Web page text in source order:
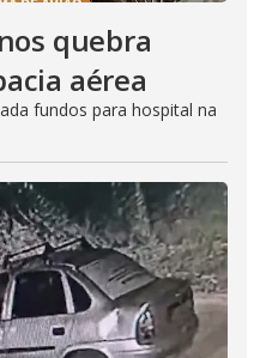
quebra
aérea
fundos para hospital na